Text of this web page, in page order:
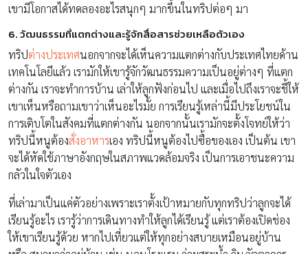
เขามีโอกาสได้ทดลองอะไรสนุกๆ มากขึ้นในทริปต่อๆ มา
6. วัฒนธรรมที่แตกต่างและรู้จักสื่อสารช่วยเหลือตัวเอง
ทริปต่างประเทศนอกจากจะได้เห็นความแตกต่างกับประเทศไทยด้าน
เทคโนโลยีแล้ว เรามักให้เขารู้จักวัฒนธรรมความเป็นอยู่ต่างๆ ที่แตก
ต่างกัน เราจะทำการบ้าน เล่าให้ลูกฟังก่อนไป และเมื่อไปถึงเราจะชี้ให้
เขาเห็นหรือถามเขาว่าเห็นอะไรมั้ย การเรียนรู้เหล่านี้มีประโยชน์ใน
การเติบโตในสังคมที่แตกต่างกัน นอกจากนั้นเรามักจะตั้งโจทย์ให้ว่า
ทริปนี้หนูต้องสั่งอาหารเอง ทริปนี้หนูต้องไปซื้อของเอง เป็นต้น เขา
จะได้หัดใช้ภาษาอังกฤษในสภาพแวดล้อมจริง เป็นการเอาชนะความ
กลัวในใจตัวเอง
ที่เล่ามาเป็นแค่ตัวอย่างเพราะเราตั้งเป้าหมายกับทุกทริปว่าลูกจะได้
เรียนรู้อะไร เรารู้ว่าการเดินทางทำให้ลูกได้เรียนรู้ แต่เราต้องเปิดช่อง
ให้เขาเรียนรู้ด้วย หากไปเที่ยวแต่ให้ทุกอย่างสบายเหมือนอยู่บ้าน